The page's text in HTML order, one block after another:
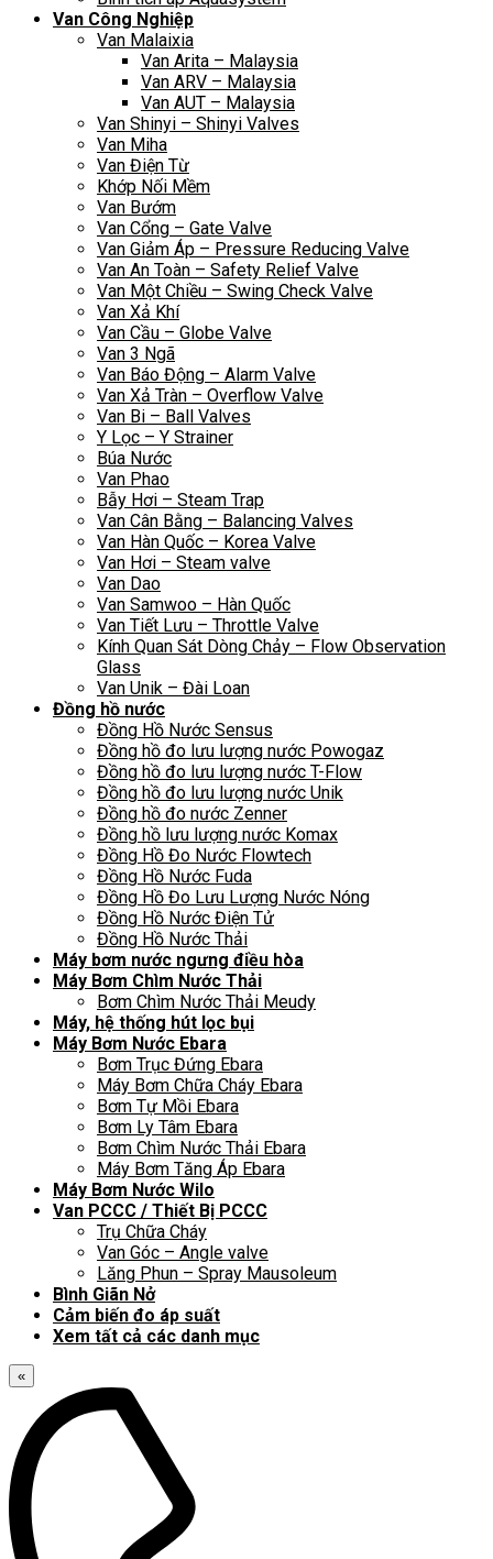
Van Công Nghiệp
Van Malaixia
Van Arita – Malaysia
Van ARV – Malaysia
Van AUT – Malaysia
Van Shinyi – Shinyi Valves
Van Miha
Van Điện Từ
Khớp Nối Mềm
Van Bướm
Van Cổng – Gate Valve
Van Giảm Áp – Pressure Reducing Valve
Van An Toàn – Safety Relief Valve
Van Một Chiều – Swing Check Valve
Van Xả Khí
Van Cầu – Globe Valve
Van 3 Ngã
Van Báo Động – Alarm Valve
Van Xả Tràn – Overflow Valve
Van Bi – Ball Valves
Y Lọc – Y Strainer
Búa Nước
Van Phao
Bẫy Hơi – Steam Trap
Van Cân Bằng – Balancing Valves
Van Hàn Quốc – Korea Valve
Van Hơi – Steam valve
Van Dao
Van Samwoo – Hàn Quốc
Van Tiết Lưu – Throttle Valve
Kính Quan Sát Dòng Chảy – Flow Observation
Glass
Van Unik – Đài Loan
Đồng hồ nước
Đồng Hồ Nước Sensus
Đồng hồ đo lưu lượng nước Powogaz
Đồng hồ đo lưu lượng nước T-Flow
Đồng hồ đo lưu lượng nước Unik
Đồng hồ đo nước Zenner
Đồng hồ lưu lượng nước Komax
Đồng Hồ Đo Nước Flowtech
Đồng Hồ Nước Fuda
Đồng Hồ Đo Lưu Lượng Nước Nóng
Đồng Hồ Nước Điện Tử
Đồng Hồ Nước Thải
Máy bơm nước ngưng điều hòa
Máy Bơm Chìm Nước Thải
Bơm Chìm Nước Thải Meudy
Máy, hệ thống hút lọc bụi
Máy Bơm Nước Ebara
Bơm Trục Đứng Ebara
Máy Bơm Chữa Cháy Ebara
Bơm Tự Mồi Ebara
Bơm Ly Tâm Ebara
Bơm Chìm Nước Thải Ebara
Máy Bơm Tăng Áp Ebara
Máy Bơm Nước Wilo
Van PCCC / Thiết Bị PCCC
Trụ Chữa Cháy
Van Góc – Angle valve
Lăng Phun – Spray Mausoleum
Bình Giãn Nở
Cảm biến đo áp suất
Xem tất cả các danh mục
«